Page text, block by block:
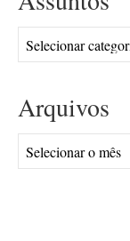
Assuntos
Arquivos
Arquivos